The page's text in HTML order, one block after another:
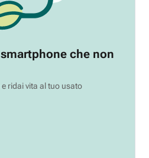
che non
ridai vita al tuo usato